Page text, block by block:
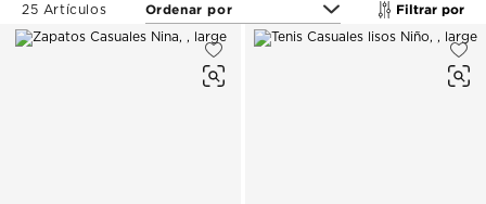
DIRECCIONES
25 Artículos Filtrar por